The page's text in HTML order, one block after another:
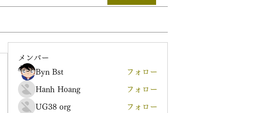
メンバー
Byn Bst
フォロー
Hanh Hoang フォロー
UG38 org フォロー